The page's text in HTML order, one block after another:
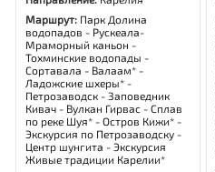
Маршрут: Парк Долина
водопадов - Рускеала-
Мраморный каньон -
Тохминские водопады -
Сортавала - Валаам* -
Ладожские шхеры* -
Петрозаводск - Заповедник
Кивач - Вулкан Гирвас - Сплав
по реке Шуя* - Остров Кижи* -
Экскурсия по Петрозаводску -
Центр шунгита - Экскурсия
Живые традиции Карелии*